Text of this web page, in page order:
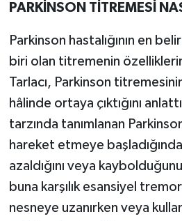
PARKİNSON TİTREMESİ
Parkinson hastalığının en
biri olan titremenin
Tarlacı, Parkinson
hâlinde ortaya çıktığını
tarzında tanımlanan
hareket etmeye
azaldığını veya
buna karşılık esansiyel
nesneye uzanırken veya